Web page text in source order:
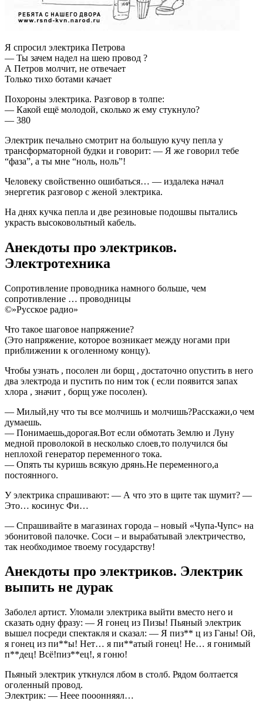
Я спросил электрика Петрова
— Ты зачем надел на шею провод ?
А Петров молчит, не отвечает
Только тихо ботами качает
Похороны электрика. Разговор в толпе:
— Какой ещё молодой, сколько ж ему стукнуло?
— 380
Электрик печально смотрит на большую кучу пепла у
трансформаторной будки и говорит: — Я же говорил тебе
“фаза”, а ты мне “ноль, ноль”!
Человеку свойственно ошибаться… — издалека начал
энергетик разговор с женой электрика.
На днях кучка пепла и две резиновые подошвы пытались
украсть высоковольтный кабель.
Анекдоты про электриков.
Электротехника
Сопротивление проводника намного больше, чем
сопротивление … проводницы
©»Русское радио»
Что такое шаговое напряжение?
(Это напряжение, которое возникает между ногами при
приближении к оголенному концу).
Чтобы узнать , посолен ли борщ , достаточно опустить в него
два электрода и пустить по ним ток ( если появится запах
хлора , значит , борщ уже посолен).
— Милый,ну что ты все молчишь и молчишь?Расскажи,о чем
думаешь.
— Понимаешь,дорогая.Вот если обмотать Землю и Луну
медной проволокой в несколько слоев,то получился бы
неплохой генератор переменного тока.
— Опять ты куришь всякую дрянь.Не переменного,а
постоянного.
У электрика спрашивают: — А что это в щите так шумит? —
Это… косинус Фи…
— Спрашивайте в магазинах города – новый «Чупа-Чупс» на
эбонитовой палочке. Соси – и вырабатывай электричество,
так необходимое твоему государству!
Анекдоты про электриков. Электрик
выпить не дурак
Заболел артист. Уломали электрика выйти вместо него и
сказать одну фразу: — Я гонец из Пизы! Пьяный электрик
вышел посреди спектакля и сказал: — Я пиз** ц из Ганы! Ой,
я гонец из пи**ы! Нет… я пи**атый гонец! Не… я гонимый
п**дец! Всё!пиз**ец!, я гоню!
Пьяный электрик уткнулся лбом в столб. Рядом болтается
оголенный провод.
Электрик: — Неее пооонняял…